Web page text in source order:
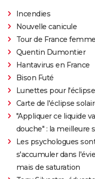
Incendies
Nouvelle canicule
Tour de France
Quentin Dumontier
Hantavirus en France
Bison Futé
Lunettes pour l'éclipse
Carte de l'éclipse
"Appliquer ce liquide
douche" : la meilleure
Les psychologues
s'accumuler dans
mais de saturation